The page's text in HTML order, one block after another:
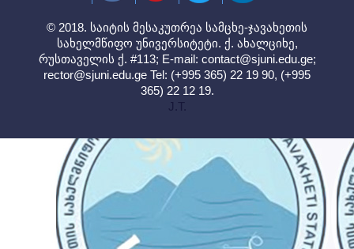
© 2018. საიტის მესაკუთრეა სამცხე-ჯავახეთის
სახელმწიფო უნივერსიტეტი. ქ. ახალციხე,
რუსთაველის ქ. #113; E-mail: contact@sjuni.edu.ge;
rector@sjuni.edu.ge Tel: (+995 365) 22 19 90, (+995
365) 22 12 19.
J.T.